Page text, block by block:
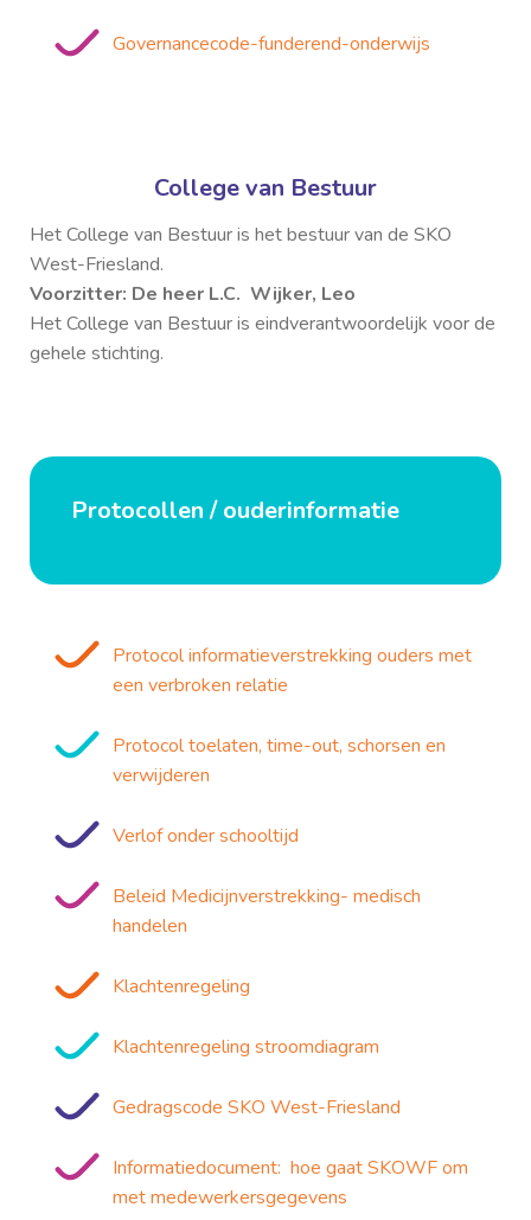
Governancecode-funderend-onderwijs
College van Bestuur
Het College van Bestuur is het bestuur van de SKO
West-Friesland.
Voorzitter: De heer L.C. Wijker, Leo
Het College van Bestuur is eindverantwoordelijk voor de
gehele stichting.
Protocollen / ouderinformatie
Protocol informatieverstrekking ouders met
een verbroken relatie
Protocol toelaten, time-out, schorsen en
verwijderen
Verlof onder schooltijd
Beleid Medicijnverstrekking- medisch
handelen
Klachtenregeling
Klachtenregeling stroomdiagram
Gedragscode SKO West-Friesland
Informatiedocument: hoe gaat SKOWF om
met medewerkersgegevens